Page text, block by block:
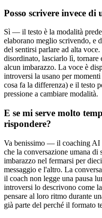
Posso scrivere invece di
Sì — il testo è la modalità
elaborano meglio scrivendo, e
del sentirsi parlare ad alta
disordinato, lasciarlo lì,
alcun imbarazzo. La voce è
introversi la usano per
cosa fa la differenza) e il testo
pressione a cambiare modalità.
E se mi serve molto
rispondere?
Va benissimo — il coaching AI
che la conversazione umana
imbarazzo nel fermarsi per
messaggio e l'altro. La
il coach non legge una pausa
introversi lo descrivono come
pensare al loro ritmo durante
già parte del perché il formato